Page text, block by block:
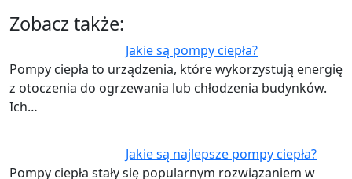
Zobacz także:
Jakie są pompy ciepła?
Pompy ciepła to urządzenia, które wykorzystują energię
z otoczenia do ogrzewania lub chłodzenia budynków.
Ich…
Jakie są najlepsze pompy ciepła?
Pompy ciepła stały się popularnym rozwiązaniem w